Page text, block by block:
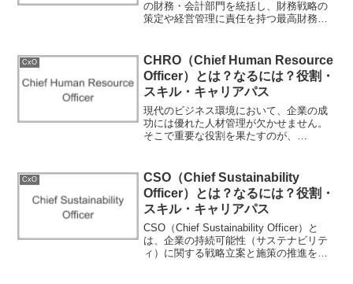
の財務・会計部門を統括し、財務戦略の
策定や経営管理に責任を持つ最高財務責
シップと戦略的思考を発展させる...
CxO
CHRO（Chief Human Resource
Officer）とは？なるには？役割・
スキル・キャリアパス
現代のビジネス環境において、企業の成
功には優れた人材管理が欠かせません。
そこで重要な役割を果たすのが、
です。CHROは企業の人材戦略をリ...
CxO
CSO（Chief Sustainability
Officer）とは？なるには？役割・
スキル・キャリアパス
CSO（Chief Sustainability Officer）と
は、企業の持続可能性（サステナビリテ
ィ）に関する戦略立案と施策の推進を統